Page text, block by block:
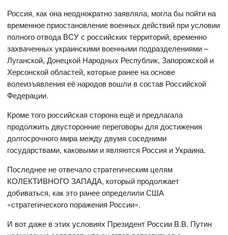
Россия, как она неоднократно заявляла, могла бы пойти на
временное приостановление военных действий при условии
полного отвода ВСУ с российских территорий, временно
захваченных украинскими военными подразделениями –
Луганской, Донецкой Народных Республик, Запорожской и
Херсонской областей, которые ранее на основе
волеизъявления её народов вошли в состав Российской
Федерации.
Кроме того российская сторона ещё и предлагала
продолжить двусторонние переговоры для достижения
долгосрочного мира между двумя соседними
государствами, каковыми и являются Россия и Украина.
Последнее не отвечало стратегическим целям
КОЛЕКТИВНОГО ЗАПАДА, который продолжает
добиваться, как это ранее определили США
«стратегического поражения России».
И вот даже в этих условиях Президент России В.В. Путин